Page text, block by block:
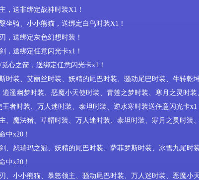
，送非绑定战神时装X1 ！
坐骑、 小小熊猫，送绑定白鸟时装X1 ！
，送绑定灰色幻想时装！
，送绑定任意闪光卡x1 ！
/觅心之箭，送绑定任意闪光卡x1 ！
时装、艾丽丝时装、妖精的尾巴时装、骚动尾巴时装、 牛转乾
遥幽梦时装、恶魔小天使时装、青莲之梦时装、寒月之灵时装
者时装、万人迷时装、泰坦时装、逆水寒时装送任意闪光卡x1
、魔法猪、草帽时装、万人迷时装、泰坦时装、 寒月之灵时装、
中x20！
、 恕瑞玛之冠、妖精的尾巴时装、萨菲罗斯时装、冰雪九尾时装
中x20！
、 小小熊猫、暴怒领主、 骚动尾巴时装、万人迷时装、 恶魔小